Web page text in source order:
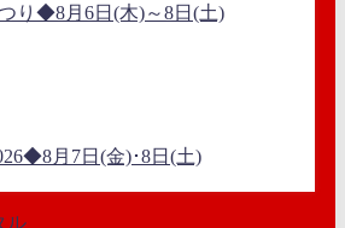
り◆8月6日(木)～8日(土)
月7日(金)･8日(土)